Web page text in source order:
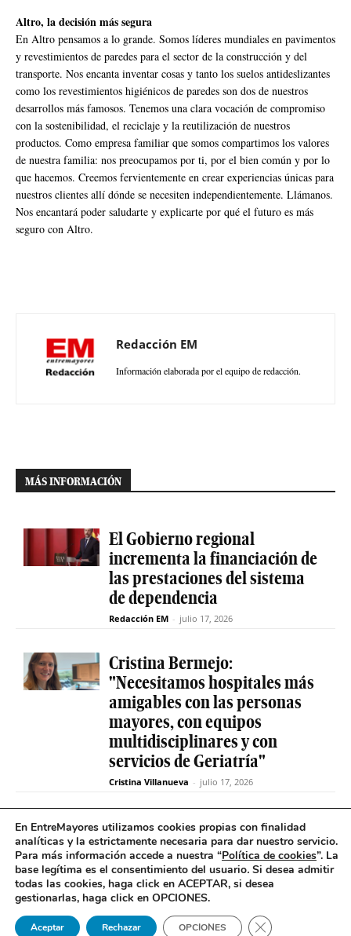
Altro, la decisión más segura
En Altro pensamos a lo grande. Somos líderes mundiales en pavimentos
y revestimientos de paredes para el sector de la construcción y del
transporte. Nos encanta inventar cosas y tanto los suelos antideslizantes
como los revestimientos higiénicos de paredes son dos de nuestros
desarrollos más famosos. Tenemos una clara vocación de compromiso
con la sostenibilidad, el reciclaje y la reutilización de nuestros
productos. Como empresa familiar que somos compartimos los valores
de nuestra familia: nos preocupamos por ti, por el bien común y por lo
que hacemos. Creemos fervientemente en crear experiencias únicas para
nuestros clientes allí dónde se necesiten independientemente. Llámanos.
Nos encantará poder saludarte y explicarte por qué el futuro es más
seguro con Altro.
Redacción EM
Información elaborada por el equipo de redacción.
MÁS INFORMACIÓN
El Gobierno regional
incrementa la financiación de
las prestaciones del sistema
de dependencia
Redacción EM - julio 17, 2026
Cristina Bermejo:
"Necesitamos hospitales más
amigables con las personas
mayores, con equipos
multidisciplinares y con
servicios de Geriatría"
Cristina Villanueva - julio 17, 2026
Convive abre el plazo de
inscripción para estudiantes
y celebra 30 años uniendo a
jóvenes y mayores en Madrid
Redacción EM - julio 17, 2026
En EntreMayores utilizamos cookies propias con finalidad
analíticas y la estrictamente necesaria para dar nuestro servicio.
Para más información accede a nuestra “Política de cookies”. La
base legítima es el consentimiento del usuario. Si desea admitir
todas las cookies, haga click en ACEPTAR, si desea
gestionarlas, haga click en OPCIONES.
Aceptar Rechazar OPCIONES Cerrar el banner